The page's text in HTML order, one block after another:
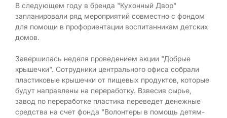
В следующем году в бренда "Кухонный Двор"
запланировали ряд мероприятий совместно с фондом
для помощи в профориентации воспитанникам детских
домов.
Завершилась неделя проведением акции "Добрые
крышечки". Сотрудники центрального офиса собрали
пластиковые крышечки от пищевых продуктов, которые
будут направлены на переработку. Взвесив сырье,
завод по переработке пластика переведет денежные
средства на счет фонда "Волонтеры в помощь детям-